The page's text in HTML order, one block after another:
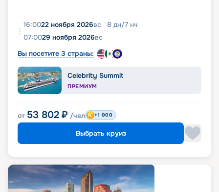
16:0022 ноября 2026вс 8 дн/7 нч
07:0029 ноября 2026вс
Вы посетите 3 страны:
Celebrity Summit
ПРЕМИУМ
от 53 802 ₽ /чел +1 000
Выбрать круиз